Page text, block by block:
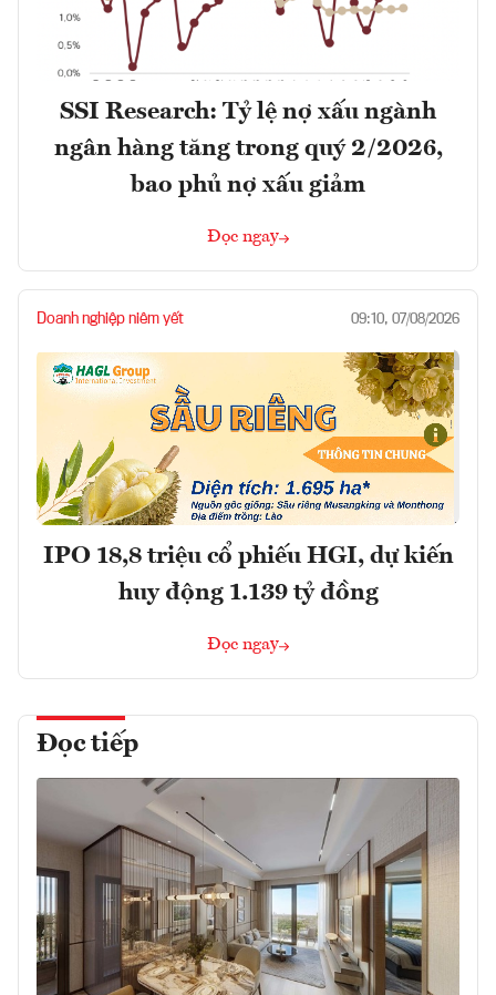
SSI Research: Tỷ lệ nợ xấu ngành
ngân hàng tăng trong quý 2/2026,
bao phủ nợ xấu giảm
Đọc ngay
Doanh nghiệp niêm yết 09:10, 07/08/2026
IPO 18,8 triệu cổ phiếu HGI, dự kiến
huy động 1.139 tỷ đồng
Đọc ngay
Đọc tiếp